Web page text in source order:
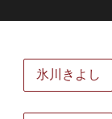
氷川きよし